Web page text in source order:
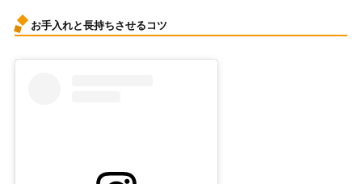
お手入れと長持ちさせるコツ